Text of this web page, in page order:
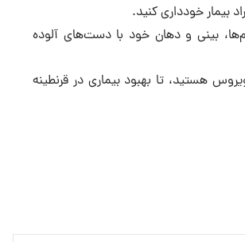
بیمار خودداری کنید.
بینی و دهان خود با دست‌های آلوده
هستید، تا بهبود بیماری در قرنطینه